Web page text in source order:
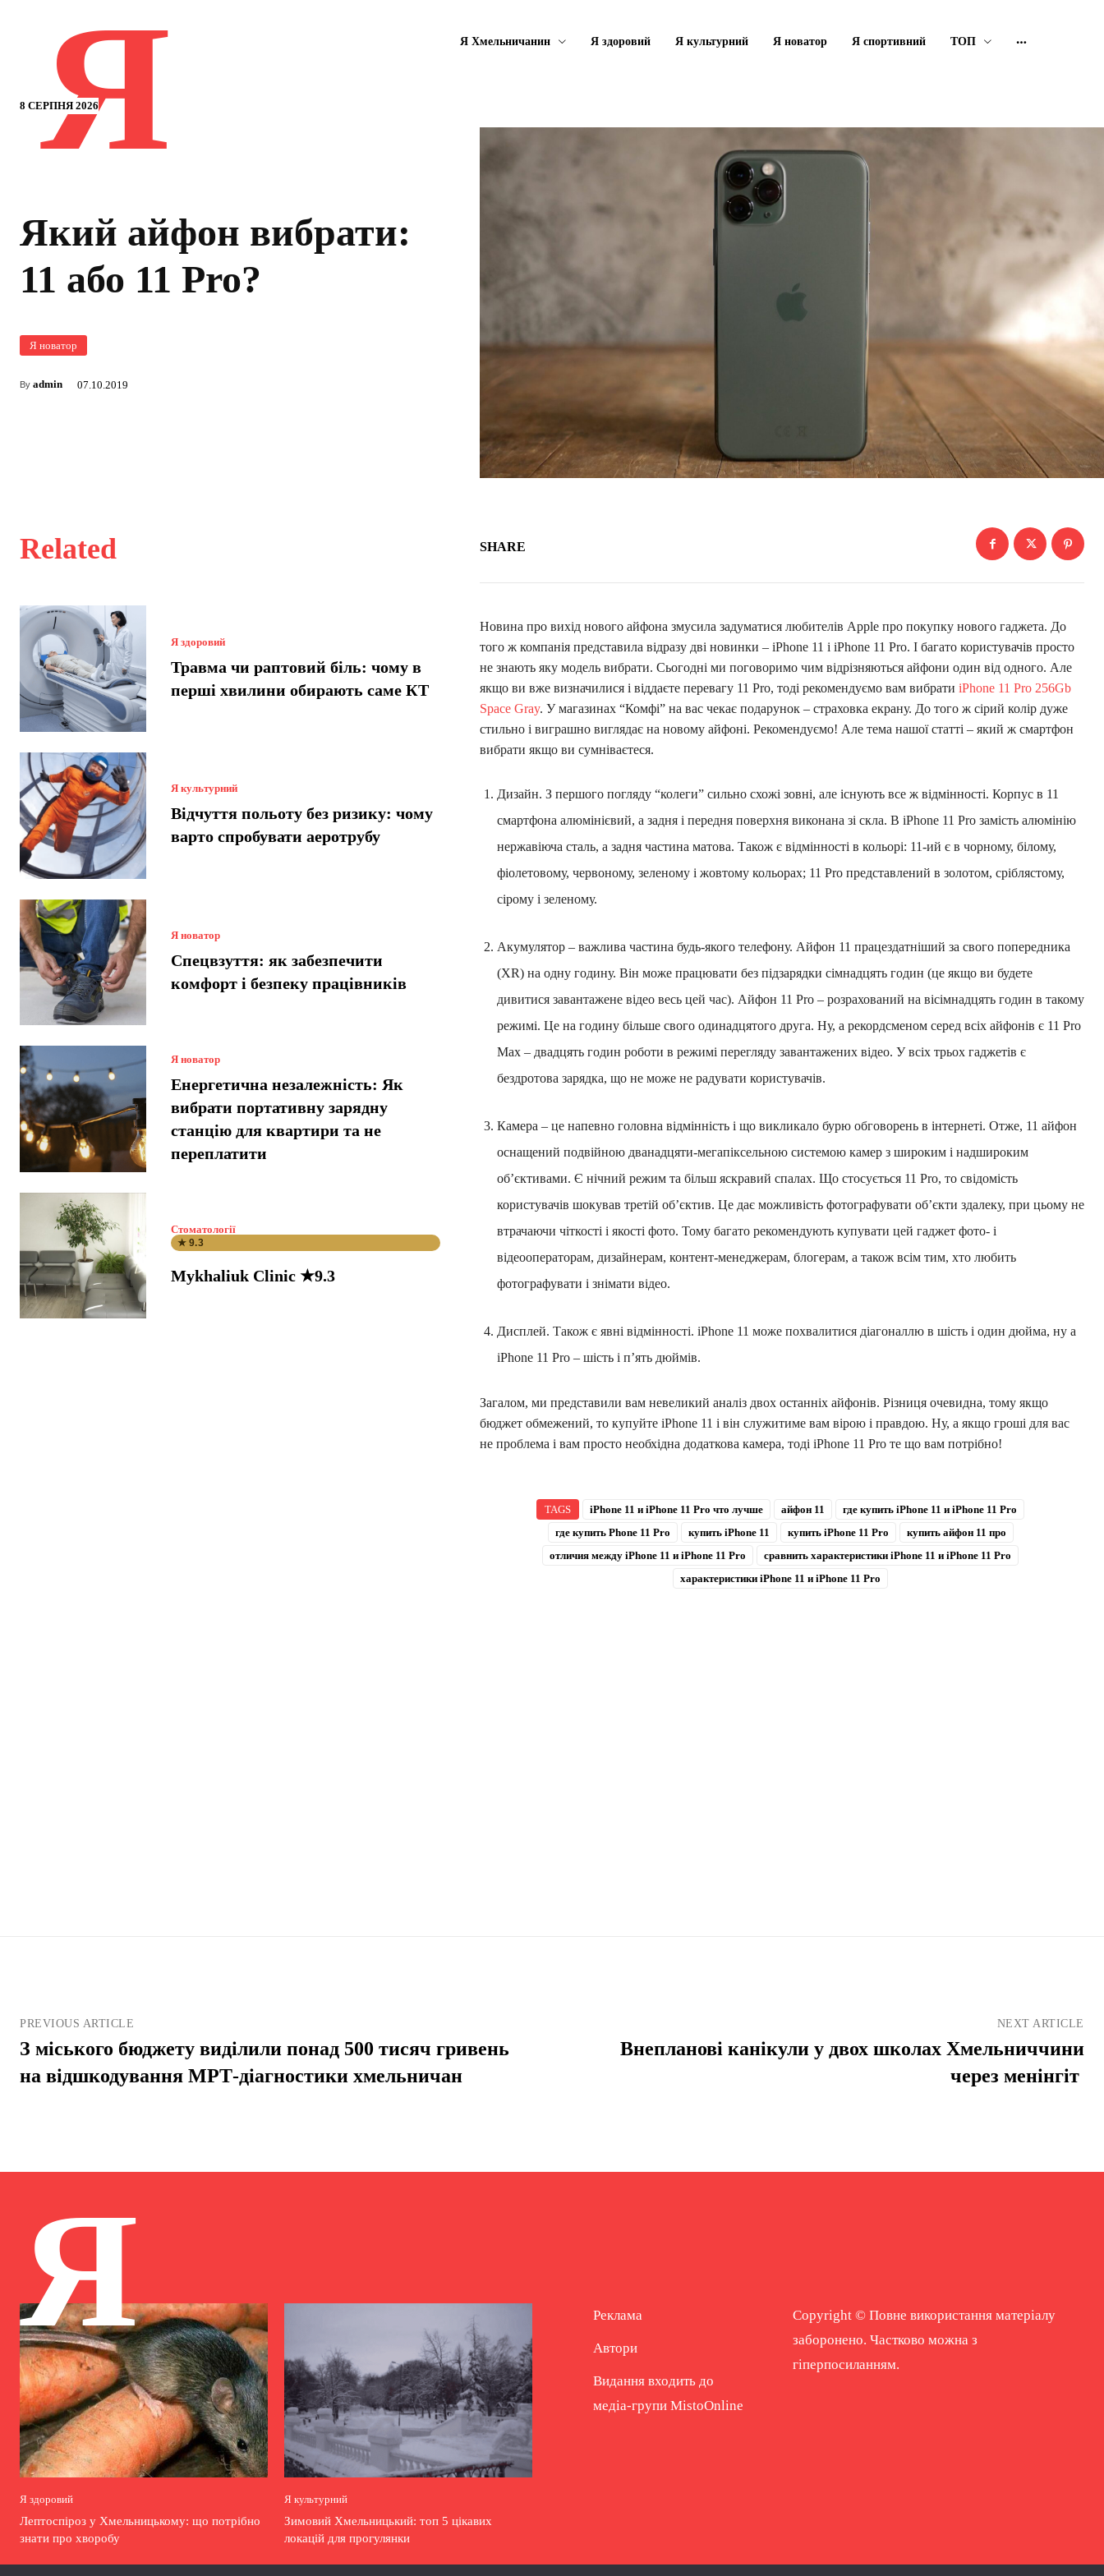
8 СЕРПНЯ 2026
Я Я Хмельничанин Я здоровий Я культурний Я новатор Я спортивний ТОП
Який айфон вибрати:
11 або 11 Pro?
Я новатор
By admin 07.10.2019
Related
Я здоровий
Травма чи раптовий біль: чому в
перші хвилини обирають саме КТ
Я культурний
Відчуття польоту без ризику: чому
варто спробувати аеротрубу
Я новатор
Спецвзуття: як забезпечити
комфорт і безпеку працівників
Я новатор
Енергетична незалежність: Як
вибрати портативну зарядну
станцію для квартири та не
переплатити
Стоматології
★ 9.3
Mykhaliuk Clinic ★9.3
SHARE
Новина про вихід нового айфона змусила задуматися любителів Apple про покупку нового гаджета. До
того ж компанія представила відразу дві новинки – iPhone 11 і iPhone 11 Pro. І багато користувачів просто
не знають яку модель вибрати. Сьогодні ми поговоримо чим відрізняються айфони один від одного. Але
якщо ви вже визначилися і віддаєте перевагу 11 Pro, тоді рекомендуємо вам вибрати iPhone 11 Pro 256Gb
Space Gray. У магазинах “Комфі” на вас чекає подарунок – страховка екрану. До того ж сірий колір дуже
стильно і виграшно виглядає на новому айфоні. Рекомендуємо! Але тема нашої статті – який ж смартфон
вибрати якщо ви сумніваєтеся.
Дизайн. З першого погляду “колеги” сильно схожі зовні, але існують все ж відмінності. Корпус в 11
смартфона алюмінієвий, а задня і передня поверхня виконана зі скла. В iPhone 11 Pro замість алюмінію
нержавіюча сталь, а задня частина матова. Також є відмінності в кольорі: 11-ий є в чорному, білому,
фіолетовому, червоному, зеленому і жовтому кольорах; 11 Pro представлений в золотом, сріблястому,
сірому і зеленому.
Акумулятор – важлива частина будь-якого телефону. Айфон 11 працездатніший за свого попередника
(XR) на одну годину. Він може працювати без підзарядки сімнадцять годин (це якщо ви будете
дивитися завантажене відео весь цей час). Айфон 11 Pro – розрахований на вісімнадцять годин в такому
режимі. Це на годину більше свого одинадцятого друга. Ну, а рекордсменом серед всіх айфонів є 11 Pro
Max – двадцять годин роботи в режимі перегляду завантажених відео. У всіх трьох гаджетів є
бездротова зарядка, що не може не радувати користувачів.
Камера – це напевно головна відмінність і що викликало бурю обговорень в інтернеті. Отже, 11 айфон
оснащений подвійною дванадцяти-мегапіксельною системою камер з широким і надшироким
об’єктивами. Є нічний режим та більш яскравий спалах. Що стосується 11 Pro, то свідомість
користувачів шокував третій об’єктив. Це дає можливість фотографувати об’єкти здалеку, при цьому не
втрачаючи чіткості і якості фото. Тому багато рекомендують купувати цей гаджет фото- і
відеооператорам, дизайнерам, контент-менеджерам, блогерам, а також всім тим, хто любить
фотографувати і знімати відео.
Дисплей. Також є явні відмінності. iPhone 11 може похвалитися діагоналлю в шість і один дюйма, ну а
iPhone 11 Pro – шість і п’ять дюймів.
Загалом, ми представили вам невеликий аналіз двох останніх айфонів. Різниця очевидна, тому якщо
бюджет обмежений, то купуйте iPhone 11 і він служитиме вам вірою і правдою. Ну, а якщо гроші для вас
не проблема і вам просто необхідна додаткова камера, тоді iPhone 11 Pro те що вам потрібно!
TAGS iPhone 11 и iPhone 11 Pro что лучше айфон 11
где купить iPhone 11 и iPhone 11 Pro
где купить Phone 11 Pro
купить iPhone 11 купить iPhone 11 Pro
купить айфон 11 про
отличия между iPhone 11 и iPhone 11 Pro
сравнить характеристики iPhone 11 и iPhone 11 Pro
характеристики iPhone 11 и iPhone 11 Pro
PREVIOUS ARTICLE
З міського бюджету виділили понад 500 тисяч гривень
на відшкодування МРТ-діагностики хмельничан
NEXT ARTICLE
Внепланові канікули у двох школах Хмельниччини
через менінгіт
Я
Я здоровий
Лептоспіроз у Хмельницькому: що потрібно
знати про хворобу
Я культурний
Зимовий Хмельницький: топ 5 цікавих
локацій для прогулянки
Реклама
Автори
Видання входить до
медіа-групи MistoOnline
Copyright © Повне використання матеріалу
заборонено. Частково можна з
гіперпосиланням.